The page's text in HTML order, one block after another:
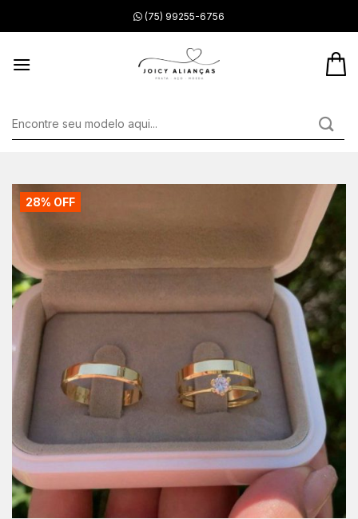
to
(75) 99255-6756
Pesquisar
28% OFF